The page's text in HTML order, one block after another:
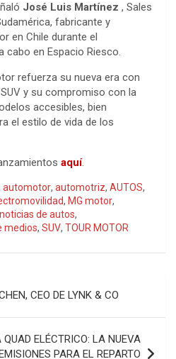
José Luis Martínez , Sales
fabricante y
en Chile durante el
cabo en Espacio Riesco.
refuerza su nueva era con
y su compromiso con la
accesibles, bien
el estilo de vida de los
aquí.
automotor, automotriz, AUTOS,
, MG motor,
noticias de autos,
medios, SUV, TOUR MOTOR
CEO DE LYNK & CO
QUAD ELÉCTRICO: LA NUEVA
PARA EL REPARTO